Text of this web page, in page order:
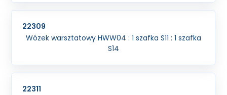
22309
Wózek warsztatowy HWW04 : 1 szafka S11 : 1 szafka
S14
22311